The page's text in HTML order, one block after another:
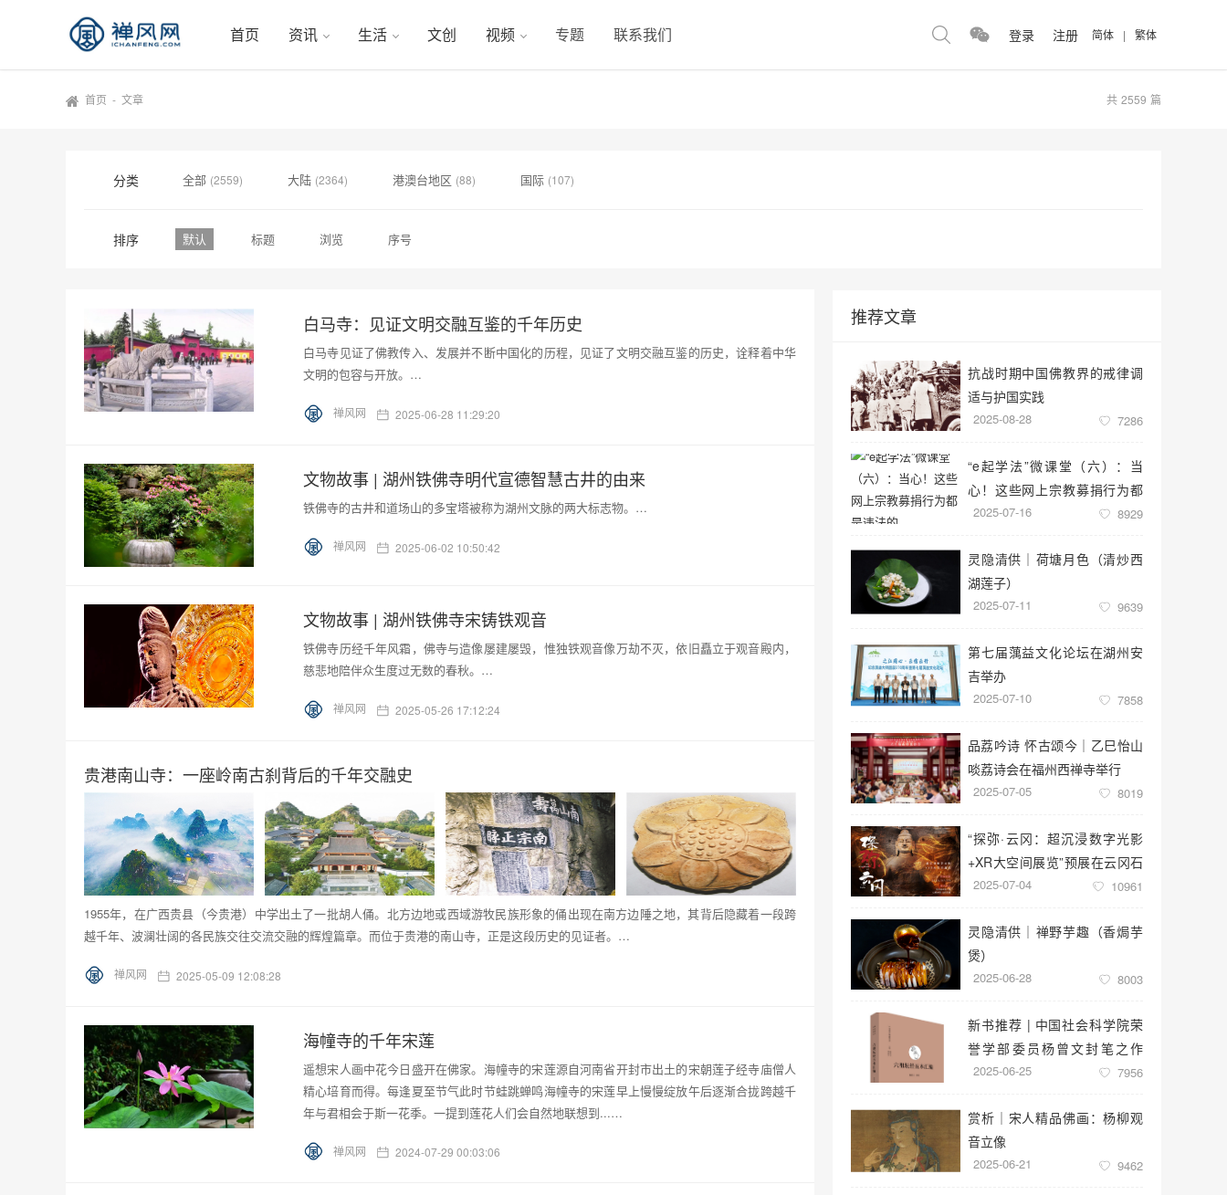
首页 资讯 生活 文创 视频 专题 联系我们 登录 注册 简体 | 繁体
首页 - 文章 共 2559 篇
分类 全部 (2559) 大陆 (2364) 港澳台地区 (88) 国际 (107)
排序 默认 标题 浏览 序号
白马寺：见证文明交融互鉴的千年历史
白马寺见证了佛教传入、发展并不断中国化的历程，见证了文明交融互鉴的历史，诠释着中华
文明的包容与开放。…
禅风网 2025-06-28 11:29:20
文物故事 | 湖州铁佛寺明代宣德智慧古井的由来
铁佛寺的古井和道场山的多宝塔被称为湖州文脉的两大标志物。…
禅风网 2025-06-02 10:50:42
文物故事 | 湖州铁佛寺宋铸铁观音
铁佛寺历经千年风霜，佛寺与造像屡建屡毁，惟独铁观音像万劫不灭，依旧矗立于观音殿内，
慈悲地陪伴众生度过无数的春秋。…
禅风网 2025-05-26 17:12:24
贵港南山寺：一座岭南古刹背后的千年交融史
1955年，在广西贵县（今贵港）中学出土了一批胡人俑。北方边地或西域游牧民族形象的俑出现在南方边陲之地，其背后隐藏着一段跨
越千年、波澜壮阔的各民族交往交流交融的辉煌篇章。而位于贵港的南山寺，正是这段历史的见证者。…
禅风网 2025-05-09 12:08:28
海幢寺的千年宋莲
遥想宋人画中花今日盛开在佛家。海幢寺的宋莲源自河南省开封市出土的宋朝莲子经寺庙僧人
精心培育而得。每逢夏至节气此时节蛙跳蝉鸣海幢寺的宋莲早上慢慢绽放午后逐渐合拢跨越千
年与君相会于斯一花季。一提到莲花人们会自然地联想到...…
禅风网 2024-07-29 00:03:06
推荐文章
抗战时期中国佛教界的戒律调
适与护国实践
2025-08-28 7286
“e起学法”微课堂（六）：当
心！这些网上宗教募捐行为都
是违法的
2025-07-16 8929
灵隐清供｜​荷塘月色（清炒西
湖莲子）
2025-07-11 9639
第七届蕅益文化论坛在湖州安
吉举办
2025-07-10 7858
品荔吟诗 怀古颂今｜乙巳怡山
啖荔诗会在福州西禅寺举行
2025-07-05 8019
“探弥·云冈：超沉浸数字光影
+XR大空间展览”预展在云冈石
窟云冈美术馆启幕
2025-07-04 10961
灵隐清供｜​禅野芋趣（香焗芋
煲）
2025-06-28 8003
新书推荐 | 中国社会科学院荣
誉学部委员杨曾文封笔之作
《六祖坛经五本汇编》
2025-06-25 7956
赏析｜宋人精品佛画：杨柳观
音立像
2025-06-21 9462